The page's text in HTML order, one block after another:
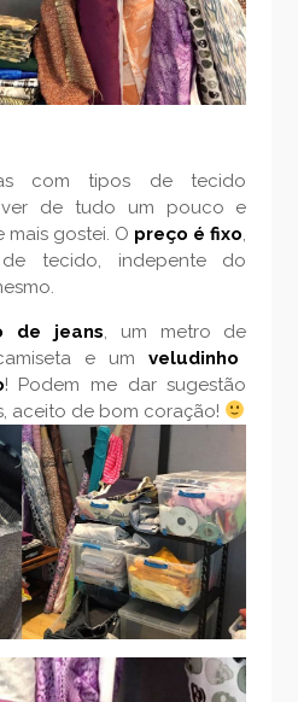
com tipos de tecido
ver de tudo um pouco e
mais gostei. O preço é fixo,
tecido, indepente do
de jeans, um metro de
e um veludinho
! Podem me dar sugestão
aceito de bom coração!